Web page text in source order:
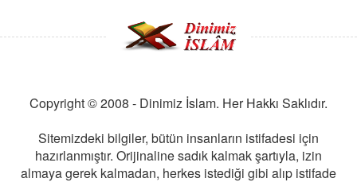
Copyright © 2008 - Dinimiz İslam. Her Hakkı Saklıdır.
Sitemizdeki bilgiler, bütün insanların istifadesi için
hazırlanmıştır. Orijinaline sadık kalmak şartıyla, izin
almaya gerek kalmadan, herkes istediği gibi alıp istifade